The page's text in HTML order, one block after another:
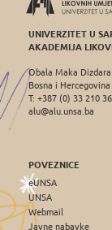
UNIVERZITET U
AKADEMIJA
Obala Maka
Bosna i Hercegovina
T: +387 (0) 33 210
alu@alu.unsa.ba
POVEZNICE
eUNSA
UNSA
Webmail
Javne nabavke